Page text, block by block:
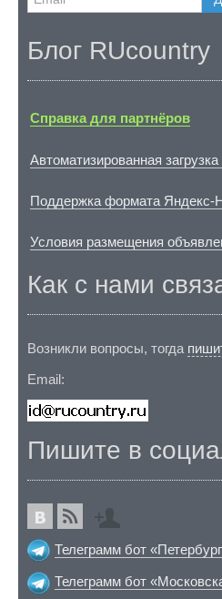
Блог RUcountry
Справка для партнёров
Автоматизированная
Поддержка формата Яндекс-
Условия размещения
Как с нами
Возникли вопросы, тогда
Email:
Пишите в
Телеграмм бот
Телеграмм бот